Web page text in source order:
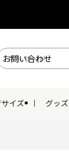
お問い合わせ
イズ グッズ